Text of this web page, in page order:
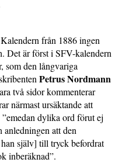
från 1886 ingen
Det är först i SFV-kalendern
som den långvariga
Petrus Nordmann
två sidor kommenterar
närmast ursäktande att
dylika ord förut ej
anledningen att den
själv] till tryck befordrat
inberäknad”.